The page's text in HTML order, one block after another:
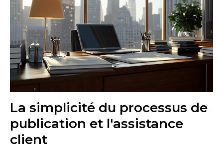
La simplicité du processus de
publication et l'assistance
client